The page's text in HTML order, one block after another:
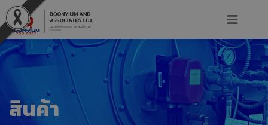
สินค้า